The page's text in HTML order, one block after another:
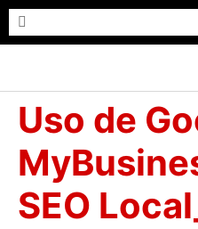
Uso de
SEO